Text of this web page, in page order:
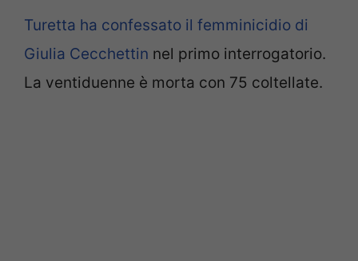
Turetta ha confessato il femminicidio di
Giulia Cecchettin nel primo interrogatorio.
La ventiduenne è morta con 75 coltellate.